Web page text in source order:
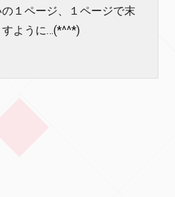
１ページ、１ページで末
ように…(*^^*)